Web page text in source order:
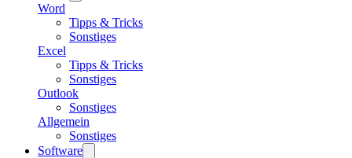
Word
Tipps & Tricks
Sonstiges
Excel
Tipps & Tricks
Sonstiges
Outlook
Sonstiges
Allgemein
Sonstiges
Software